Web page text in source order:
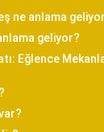
ne anlama
geliyor?
Eğlence